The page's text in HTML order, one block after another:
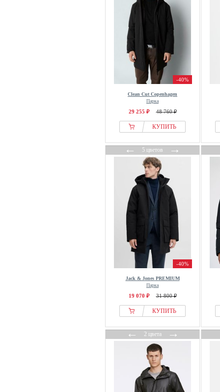
-40%
Clean Cut Copenhagen
Парка
29 255 ₽ 48 760 ₽
КУПИТЬ
←5 цветов→
-40%
Jack & Jones PREMIUM
Парка
19 070 ₽ 31 800 ₽
КУПИТЬ
←2 цвета→